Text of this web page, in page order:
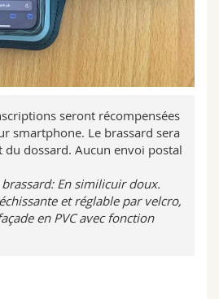
Léonard – sur la piste
seront récompensées
smartphone. Le brassard sera
dossard. Aucun envoi postal
En similicuir doux.
et réglable par velcro,
en PVC avec fonction